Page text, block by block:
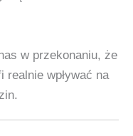
w przekonaniu, że
realnie wpływać na